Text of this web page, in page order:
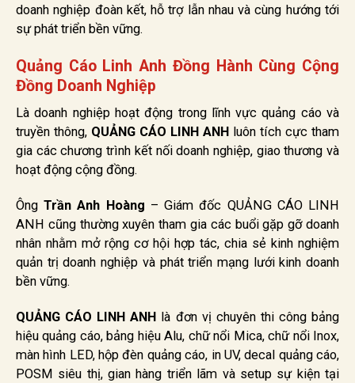
doanh nghiệp đoàn kết, hỗ trợ lẫn nhau và cùng hướng tới
sự phát triển bền vững.
Quảng Cáo Linh Anh Đồng Hành Cùng Cộng
Đồng Doanh Nghiệp
Là doanh nghiệp hoạt động trong lĩnh vực quảng cáo và
truyền thông, QUẢNG CÁO LINH ANH luôn tích cực tham
gia các chương trình kết nối doanh nghiệp, giao thương và
hoạt động cộng đồng.
ÔngTrần Anh Hoàng – Giám đốc QUẢNG CÁO LINH
ANH cũng thường xuyên tham gia các buổi gặp gỡ doanh
nhân nhằm mở rộng cơ hội hợp tác, chia sẻ kinh nghiệm
quản trị doanh nghiệp và phát triển mạng lưới kinh doanh
bền vững.
QUẢNG CÁO LINH ANH
là đơn vị chuyên thi công bảng
hiệu quảng cáo, bảng hiệu Alu, chữ nổi Mica, chữ nổi Inox,
màn hình LED, hộp đèn quảng cáo, in UV, decal quảng cáo,
POSM siêu thị, gian hàng triển lãm và setup sự kiện tại